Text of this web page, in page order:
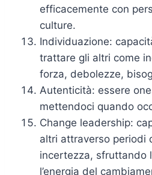
efficacemente con
culture.
Individuazione:
trattare gli altri come
forza, debolezze,
Autenticità: essere
mettendoci quando
Change leadership:
altri attraverso periodi
incertezza, sfruttando
l’energia del